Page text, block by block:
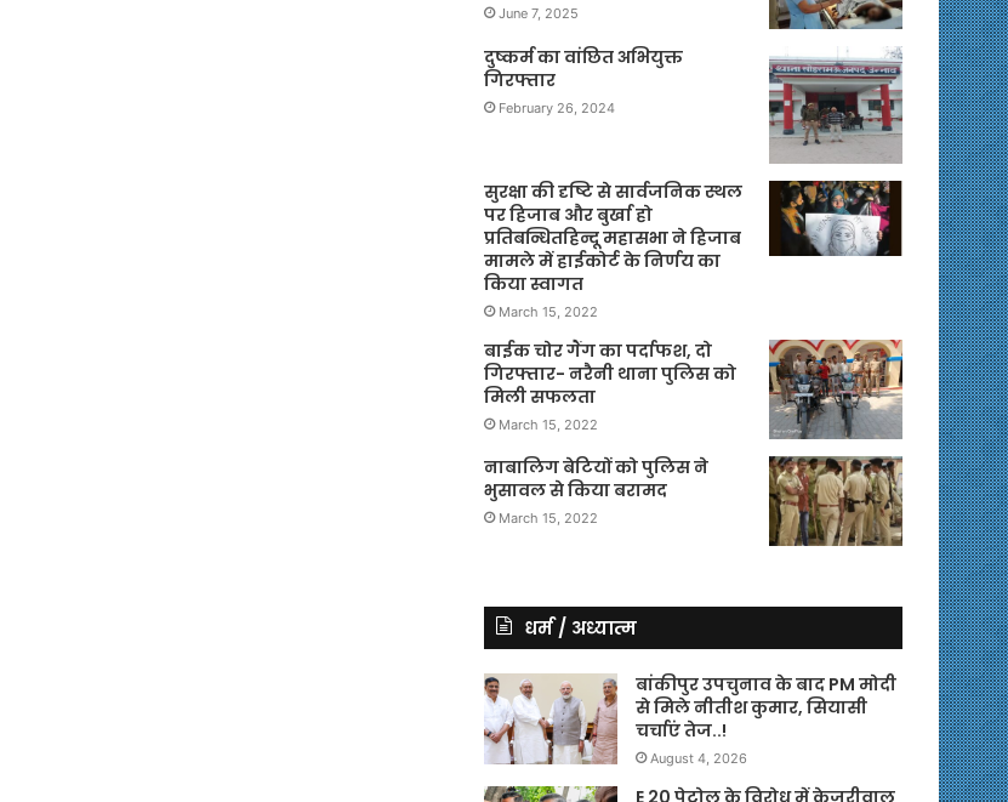
June 7, 2025
दुष्कर्म का वांछित अभियुक्त
गिरफ्तार
February 26, 2024
सुरक्षा की दृष्टि से सार्वजनिक स्थल
पर हिजाब और बुर्खा हो
प्रतिबन्धितहिन्दू महासभा ने हिजाब
मामले में हाईकोर्ट के निर्णय का
किया स्वागत
March 15, 2022
बाईक चोर गैंग का पर्दाफश, दो
गिरफ्तार- नरैनी थाना पुलिस को
मिली सफलता
March 15, 2022
नाबालिग बेटियों को पुलिस ने
भुसावल से किया बरामद
March 15, 2022
धर्म / अध्यात्म
बांकीपुर उपचुनाव के बाद PM मोदी
से मिले नीतीश कुमार, सियासी
चर्चाएं तेज..!
August 4, 2026
E 20 पेट्रोल के विरोध में केजरीवाल